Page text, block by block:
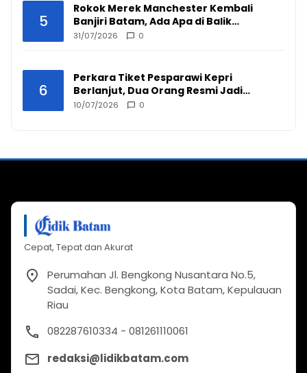
5
Rokok Merek Manchester Kembali
Banjiri Batam, Ada Apa di Balik
Peredarannya?
31/07/2026 0
6
Perkara Tiket Pesparawi Kepri
Berlanjut, Dua Orang Resmi Jadi
Tersangka
10/07/2026 0
Cepat, Tepat dan Akurat
Perumahan Jl. Bengkong Nusantara No.5,
Sadai, Kec. Bengkong, Kota Batam, Kepulauan
Riau
082287610334 - 081261110061
redaksi@lidikbatam.com